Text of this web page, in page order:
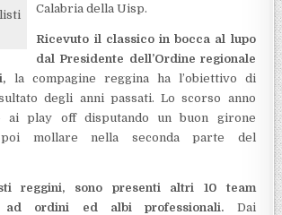
Calabria della Uisp.
Ricevuto il classico in bocca al lupo
dal Presidente dell’Ordine regionale
la compagine reggina ha l’obiettivo di
degli anni passati. Lo scorso anno
ai play off disputando un buon girone
poi mollare nella seconda parte del
reggini, sono presenti altri 10 team
ad ordini ed albi professionali. Dai